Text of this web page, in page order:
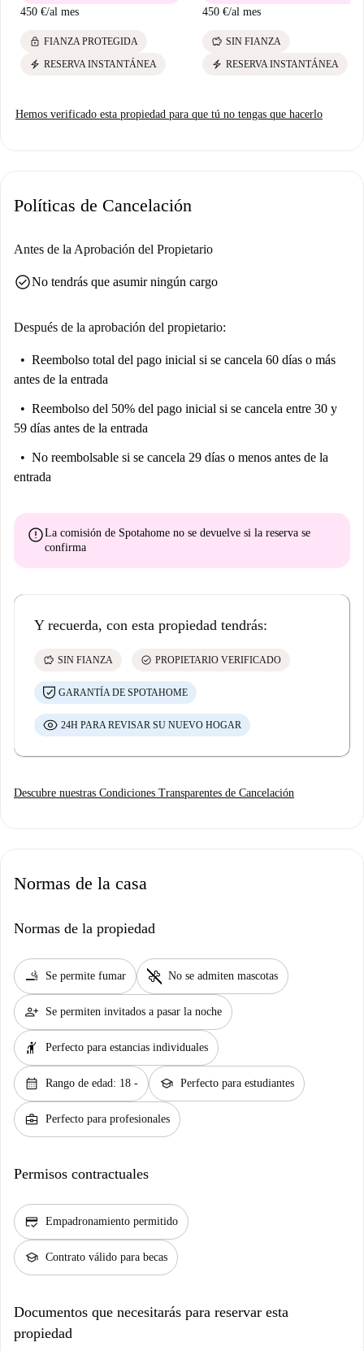
450 €/al mes
lock FIANZA PROTEGIDA
electric_bolt RESERVA INSTANTÁNEA
450 €/al mes
savings SIN FIANZA
electric_bolt RESERVA INSTANTÁNEA
Hemos verificado esta propiedad para que tú no tengas que hacerlo
Políticas de Cancelación
Antes de la Aprobación del Propietario
check_circleNo tendrás que asumir ningún cargo
Después de la aprobación del propietario:
Reembolso total del pago inicial si se cancela 60 días o más
antes de la entrada
Reembolso del 50% del pago inicial si se cancela entre 30 y
59 días antes de la entrada
No reembolsable si se cancela 29 días o menos antes de la
entrada
errorLa comisión de Spotahome no se devuelve si la reserva se
confirma
Y recuerda, con esta propiedad tendrás:
savings SIN FIANZA check_circle PROPIETARIO VERIFICADO
GARANTÍA DE SPOTAHOME
24H PARA REVISAR SU NUEVO HOGAR
Descubre nuestras Condiciones Transparentes de Cancelación
Normas de la casa
Normas de la propiedad
smoking_rooms Se permite fumar pet_supplies No se admiten mascotas
person_add Se permiten invitados a pasar la noche
hail Perfecto para estancias individuales
calendar_month Rango de edad: 18 - school Perfecto para estudiantes
business_center Perfecto para profesionales
Permisos contractuales
credit_score Empadronamiento permitido
school Contrato válido para becas
Documentos que necesitarás para reservar esta
propiedad